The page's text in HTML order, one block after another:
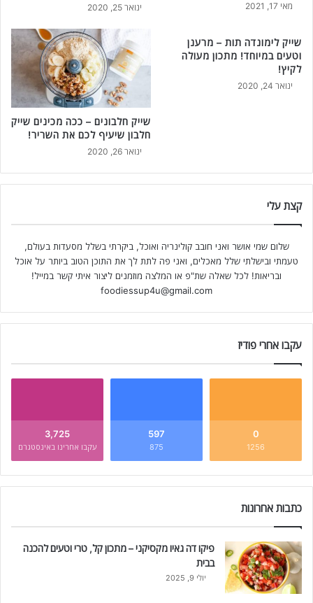
מאי 17, 2021 ינואר 25, 2020
שייק לימונדה תות – מרענן
וטעים במיוחד! מתכון מעולה
לקיץ!
ינואר 24, 2020
שייק חלבונים – ככה מכינים שייק
חלבון שיעיף לכם את השריר!
ינואר 26, 2020
קצת עלי
שלום שמי אושר ואני חובב קולינריה ואוכל, ביקרתי בשלל מסעדות בעולם,
טעמתי ובישלתי שלל מאכלים, ואני פה לתת לך את התוכן הטוב ביותר על אוכל
ובריאות! לכל שאלה שת"פ או המלצה מוזמנים ליצור איתי קשר במייל!
foodiessup4u@gmail.com
עקבו אחרי פודיז
0
1256
597
875
3,725
עקבו אחרינו באינסטגרם
כתבות אחרונות
פיקו דה גאיו מקסיקני – מתכון קל, טרי וטעים להכנה
בבית
יולי 9, 2025